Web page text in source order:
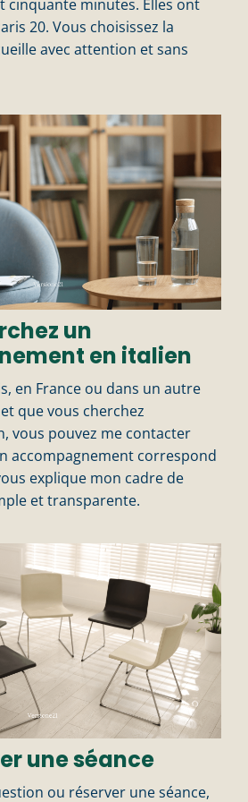
cinquante minutes. Elles ont
20. Vous choisissez la
avec attention et sans
un
en italien
en France ou dans un autre
que vous cherchez
vous pouvez me contacter
accompagnement correspond
explique mon cadre de
et transparente.
une séance
ou réserver une séance,